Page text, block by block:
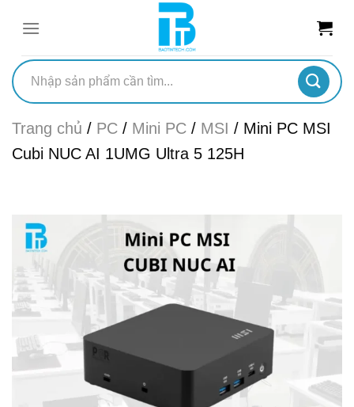
dung
Tìm
Trang chủ / PC / Mini PC / MSI / Mini PC MSI
Cubi NUC AI 1UMG Ultra 5 125H